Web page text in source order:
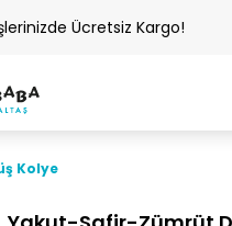
Ücretsiz Kargo!
Kolye